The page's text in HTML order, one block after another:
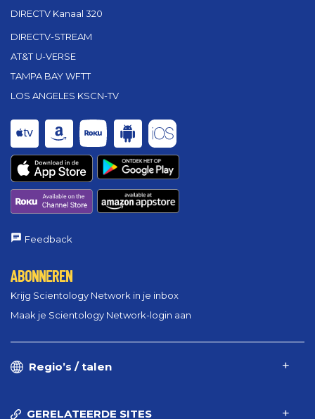
DIRECTV Kanaal 320
DIRECTV-STREAM
AT&T U-VERSE
TAMPA BAY WFTT
LOS ANGELES KSCN-TV
Feedback
ABONNEREN
Krijg Scientology Network in je inbox
Maak je Scientology Network-login aan
Regio’s / talen
GERELATEERDE SITES